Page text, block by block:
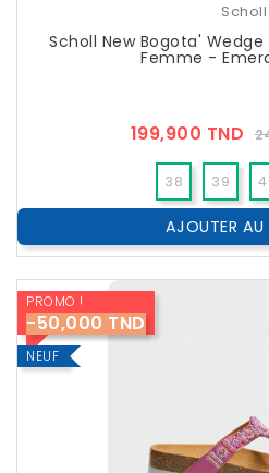
Scholl
Scholl New Bogota'
Femme -
199,900 TND
38 39
AJOUTER AU
PROMO !
-50,000 TND
NEUF